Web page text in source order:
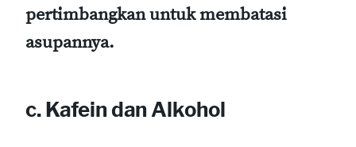
pertimbangkan untuk membatasi
asupannya.
c. Kafein dan Alkohol